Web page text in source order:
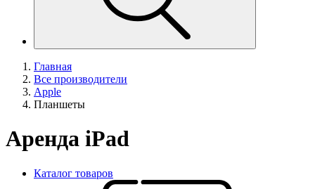
Главная
Все производители
Apple
Планшеты
Аренда iPad
Каталог товаров